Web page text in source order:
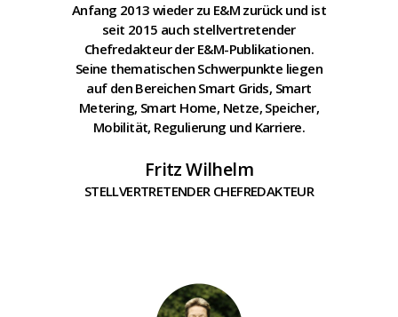
Anfang 2013 wieder zu E&M zurück und ist
seit 2015 auch stellvertretender
Chefredakteur der E&M-Publikationen.
Seine thematischen Schwerpunkte liegen
auf den Bereichen Smart Grids, Smart
Metering, Smart Home, Netze, Speicher,
Mobilität, Regulierung und Karriere.
Fritz Wilhelm
STELLVERTRETENDER CHEFREDAKTEUR